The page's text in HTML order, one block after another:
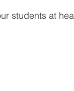
students at